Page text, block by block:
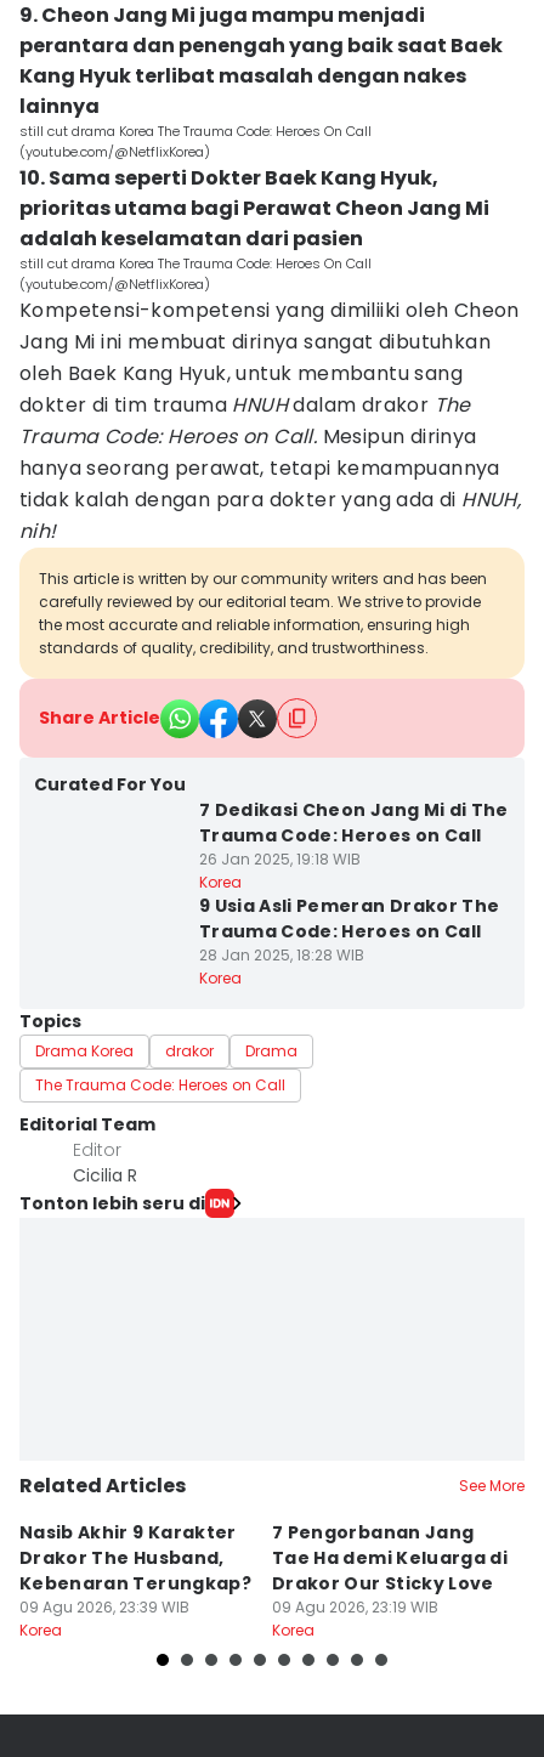
9. Cheon Jang Mi juga mampu menjadi
perantara dan penengah yang baik saat Baek
Kang Hyuk terlibat masalah dengan nakes
lainnya
still cut drama Korea The Trauma Code: Heroes On Call
(youtube.com/@NetflixKorea)
10. Sama seperti Dokter Baek Kang Hyuk,
prioritas utama bagi Perawat Cheon Jang Mi
adalah keselamatan dari pasien
still cut drama Korea The Trauma Code: Heroes On Call
(youtube.com/@NetflixKorea)
Kompetensi-kompetensi yang dimiliiki oleh Cheon
Jang Mi ini membuat dirinya sangat dibutuhkan
oleh Baek Kang Hyuk, untuk membantu sang
dokter di tim trauma HNUHdalam drakor The
Trauma Code: Heroes on Call. Mesipun dirinya
hanya seorang perawat, tetapi kemampuannya
tidak kalah dengan para dokter yang ada di HNUH,
nih!
This article is written by our community writers and has been
carefully reviewed by our editorial team. We strive to provide
the most accurate and reliable information, ensuring high
standards of quality, credibility, and trustworthiness.
Share Article
Curated For You
7 Dedikasi Cheon Jang Mi di The
Trauma Code: Heroes on Call
26 Jan 2025, 19:18 WIB
Korea
9 Usia Asli Pemeran Drakor The
Trauma Code: Heroes on Call
28 Jan 2025, 18:28 WIB
Korea
Topics
Drama Korea drakor
Drama
The Trauma Code: Heroes on Call
Editorial Team
Editor
Cicilia R
Tonton lebih seru di
Related Articles See More
Nasib Akhir 9 Karakter
Drakor The Husband,
Kebenaran Terungkap?
09 Agu 2026, 23:39 WIB
Korea
7 Pengorbanan Jang
Tae Ha demi Keluarga di
Drakor Our Sticky Love
09 Agu 2026, 23:19 WIB
Korea